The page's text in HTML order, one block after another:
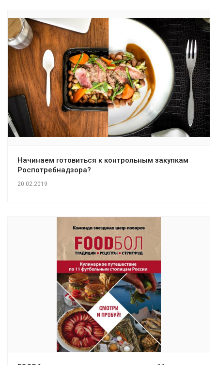
Начинаем готовиться к контрольным закупкам
Роспотребнадзора?
20.02.2019